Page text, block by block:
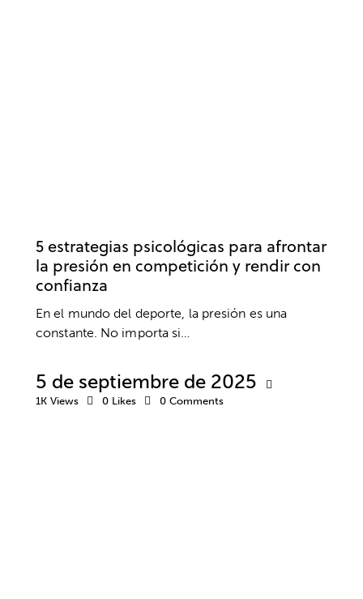
5 estrategias psicológicas para afrontar
la presión en competición y rendir con
confianza
En el mundo del deporte, la presión es una
constante. No importa si…
5 de septiembre de 2025
1K Views 0 Likes 0 Comments